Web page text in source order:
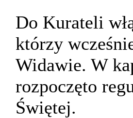
Do Kurateli
którzy
Widawie. W
rozpoczęto
Świętej.